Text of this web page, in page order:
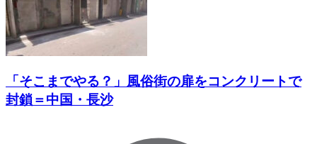
「そこまでやる？」風俗街の扉をコンクリートで
封鎖＝中国・長沙